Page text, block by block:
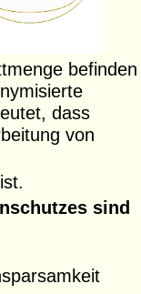
befinden
dass
von
sind